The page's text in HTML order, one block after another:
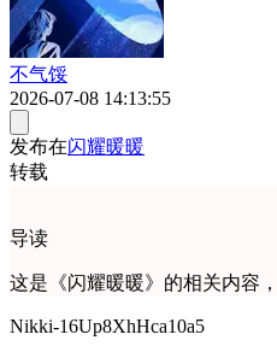
不气馁
2026-07-08 14:13:55
发布在闪耀暖暖
转载
导读
这是《闪耀暖暖》的相关内容
Nikki-16Up8XhHca10a5